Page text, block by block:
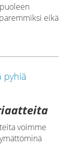
eikä
voimme